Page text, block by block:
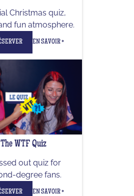
Christmas quiz,
fun atmosphere.
EN SAVOIR +
The WTF Quiz
out quiz for
degree fans.
EN SAVOIR +